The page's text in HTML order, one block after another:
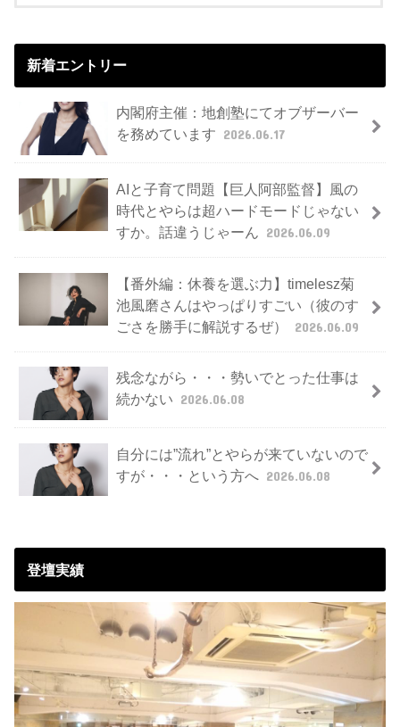
新着エントリー
内閣府主催：地創塾にてオブザーバー
を務めています 2026.06.17
AIと子育て問題【巨人阿部監督】風の
時代とやらは超ハードモードじゃない
すか。話違うじゃーん
2026.06.09
【番外編：休養を選ぶ力】timelesz菊
池風磨さんはやっぱりすごい（彼のす
ごさを勝手に解説するぜ）
2026.06.09
残念ながら・・・勢いでとった仕事は
続かない 2026.06.08
自分には”流れ”とやらが来ていないので
すが・・・という方へ 2026.06.08
登壇実績